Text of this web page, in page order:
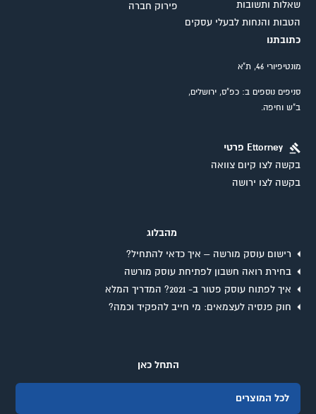
שאלות ותשובות
הטבות והנחות לבעלי עסקים
כתובתנו
מונטיפיורי 46, ת"א
סניפים נוספים ב: כפ"ס, ירושלים,
ב"ש וחיפה.
פירוק חברה
Ettorney פרטי
בקשה לצו קיום צוואה
בקשה לצו ירושה
מהבלוג
רישום עוסק מורשה – איך כדאי להתחיל?
בחירת רואה חשבון לפתיחת עוסק מורשה
איך לפתוח עוסק פטור ב- 2021? המדריך המלא
חוק פנסיה לעצמאים: מי חייב להפקיד וכמה?
התחל כאן
לכל המוצרים